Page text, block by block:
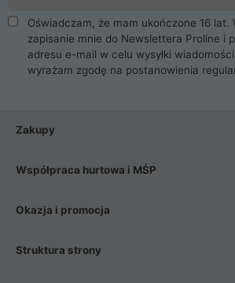
Oświadczam, że mam ukończone 16 lat.
zapisanie mnie do Newslettera Proline i
adresu e-mail w celu wysyłki
wyrażam zgodę na postanowienia
Zakupy
Współpraca hurtowa i MŚP
Okazja i promocja
Struktura strony